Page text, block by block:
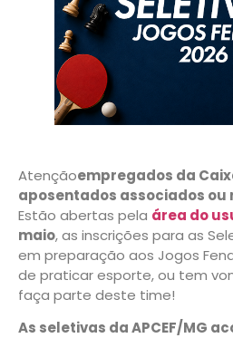
Atençãoempregados da
aposentados associados ou
Estão abertas pela área do
maio, as inscrições para as
em preparação aos Jogos
de praticar esporte, ou tem
faça parte deste time!
As seletivas da APCEF/MG